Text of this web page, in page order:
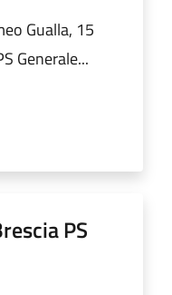
Gualla, 15
Generale...
PS